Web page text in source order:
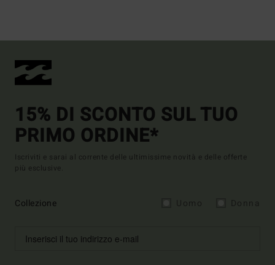
15% DI SCONTO SUL TUO
PRIMO ORDINE*
Iscriviti e sarai al corrente delle ultimissime novità e delle offerte
più esclusive.
Collezione